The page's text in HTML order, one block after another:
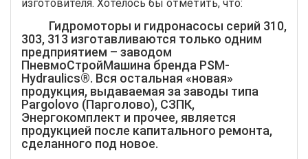
изготовителя. Хотелось бы отметить, что:
Гидромоторы и гидронасосы серий 310,
303, 313 изготавливаются только одним
предприятием – заводом
ПневмоСтройМашина бренда PSM-
Hydraulics®. Вся остальная «новая»
продукция, выдаваемая за заводы типа
Pargolovo (Парголово), СЗПК,
Энергокомплект и прочее, является
продукцией после капитального ремонта,
сделанного под новое.